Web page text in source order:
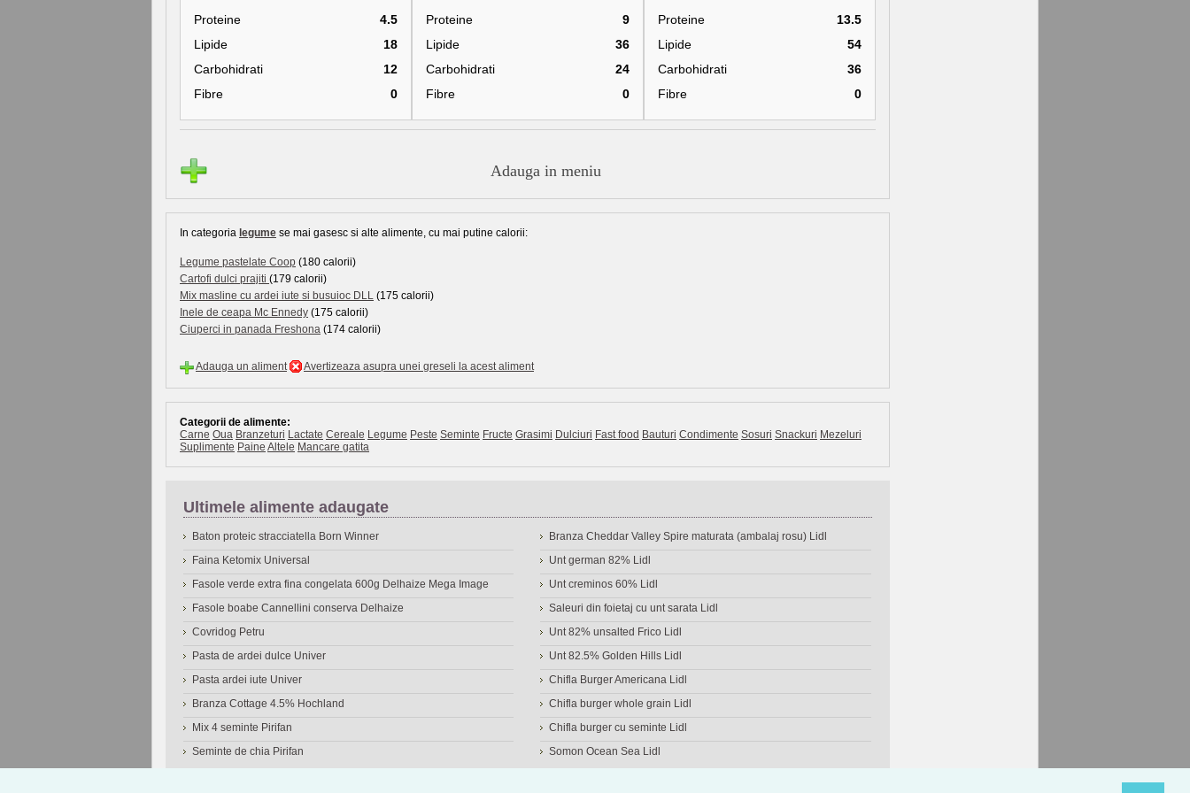
Proteine
4.5
Lipide
18
Carbohidrati
12
Fibre
0
Proteine
9
Lipide
36
Carbohidrati
24
Fibre
0
Proteine
13.5
Lipide
54
Carbohidrati
36
Fibre
0
Adauga in meniu
In categoria legume se mai gasesc si alte alimente, cu mai putine calorii:
Legume pastelate Coop (180 calorii)
Cartofi dulci prajiti (179 calorii)
Mix masline cu ardei iute si busuioc DLL (175 calorii)
Inele de ceapa Mc Ennedy (175 calorii)
Ciuperci in panada Freshona (174 calorii)
Adauga un aliment Avertizeaza asupra unei greseli la acest aliment
Categorii de alimente:
Carne Oua Branzeturi Lactate Cereale Legume Peste Seminte Fructe Grasimi Dulciuri Fast food Bauturi Condimente Sosuri Snackuri Mezeluri
Suplimente Paine Altele Mancare gatita
Ultimele alimente adaugate
Baton proteic stracciatella Born Winner
Faina Ketomix Universal
Fasole verde extra fina congelata 600g Delhaize Mega Image
Fasole boabe Cannellini conserva Delhaize
Covridog Petru
Pasta de ardei dulce Univer
Pasta ardei iute Univer
Branza Cottage 4.5% Hochland
Mix 4 seminte Pirifan
Seminte de chia Pirifan
Branza Cheddar Valley Spire maturata (ambalaj rosu) Lidl
Unt german 82% Lidl
Unt creminos 60% Lidl
Saleuri din foietaj cu unt sarata Lidl
Unt 82% unsalted Frico Lidl
Unt 82.5% Golden Hills Lidl
Chifla Burger Americana Lidl
Chifla burger whole grain Lidl
Chifla burger cu seminte Lidl
Somon Ocean Sea Lidl